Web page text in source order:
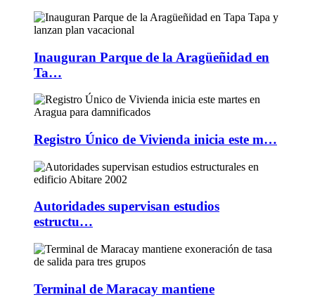
Inauguran Parque de la Aragüeñidad en
Ta…
Registro Único de Vivienda inicia este m…
Autoridades supervisan estudios
estructu…
Terminal de Maracay mantiene